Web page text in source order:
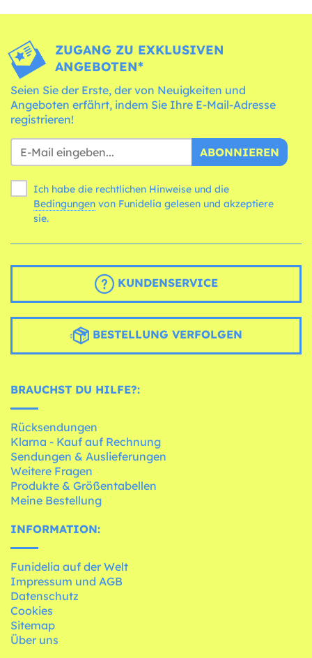
ZUGANG ZU EXKLUSIVEN
ANGEBOTEN*
Seien Sie der Erste, der von Neuigkeiten und
Angeboten erfährt, indem Sie Ihre E-Mail-Adresse
registrieren!
ABONNIEREN
Ich habe die rechtlichen Hinweise und die
Bedingungen
sie.
KUNDENSERVICE
BESTELLUNG VERFOLGEN
BRAUCHST DU HILFE?:
Rücksendungen
Klarna - Kauf auf Rechnung
Sendungen & Auslieferungen
Weitere Fragen
Produkte & Größentabellen
Meine Bestellung
INFORMATION:
Funidelia auf der Welt
Impressum und AGB
Datenschutz
Cookies
Sitemap
Über uns